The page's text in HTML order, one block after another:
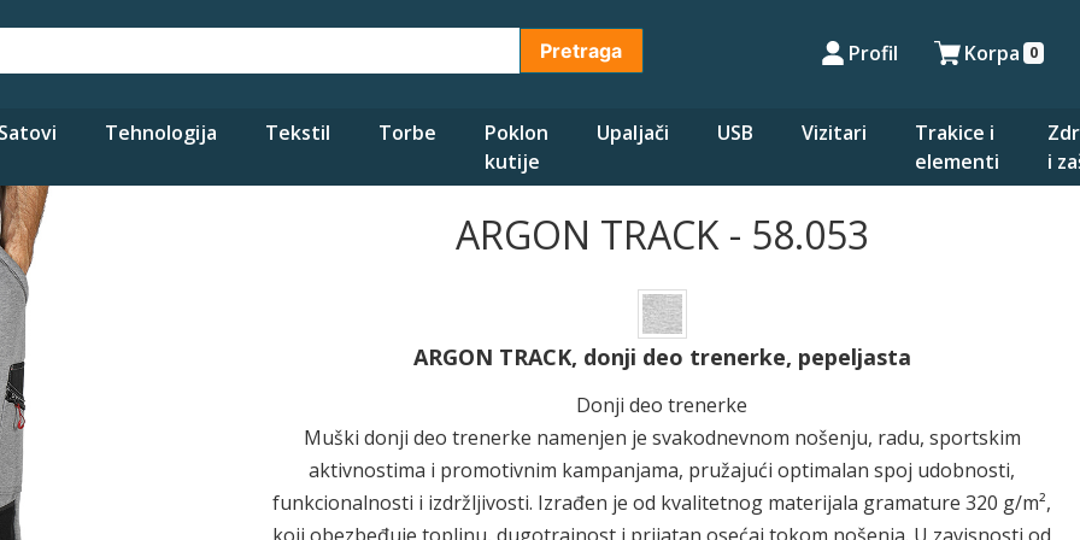
Pretraga Profil Korpa 0
Satovi Tehnologija Tekstil Torbe
Poklon
kutije
Upaljači USB Vizitari
Trakice i
elementi
i
ARGON TRACK - 58.053
ARGON TRACK, donji deo trenerke, pepeljasta
Donji deo trenerke
Muški donji deo trenerke namenjen je svakodnevnom nošenju, radu, sportskim
aktivnostima i promotivnim kampanjama, pružajući optimalan spoj udobnosti,
funkcionalnosti i izdržljivosti. Izrađen je od kvalitetnog materijala gramature 320 g/m²,